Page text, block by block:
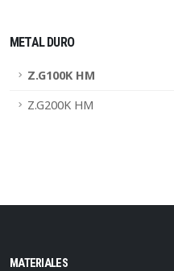
METAL DURO
Z.G100K HM
Z.G200K HM
MATERIALES